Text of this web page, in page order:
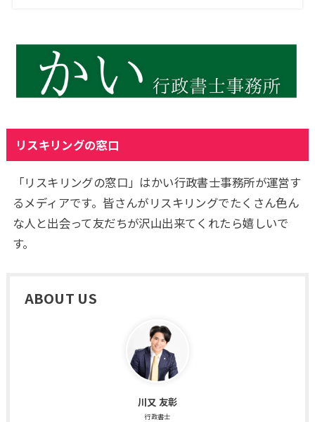
リスキリングの窓口
「リスキリングの窓口」はかい行政書士事務所が運営す
るメディアです。皆さんがリスキリングでたくさん色ん
な人と出会って友だちが沢山出来てくれたら嬉しいで
す。
ABOUT US
川又 友彰
行政書士